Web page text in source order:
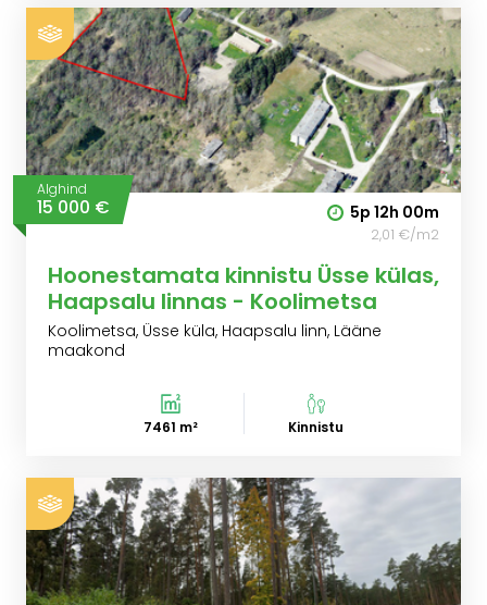
Alghind
15 000 € 5p 12h 00m
2,01 €/m2
Hoonestamata kinnistu Üsse külas,
Haapsalu linnas - Koolimetsa
Koolimetsa, Üsse küla, Haapsalu linn, Lääne
maakond
7461 m² Kinnistu